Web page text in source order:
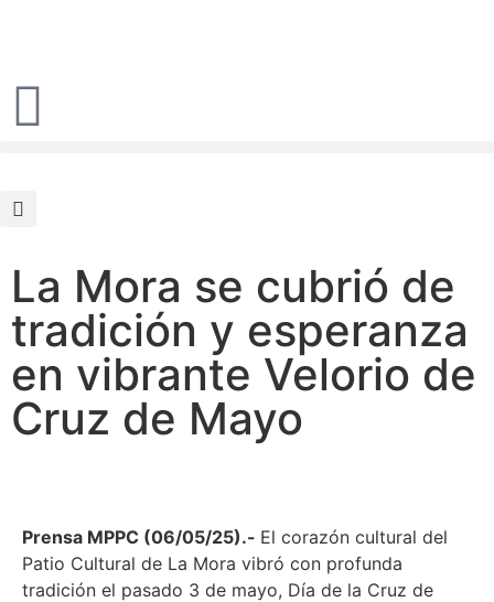
La Mora se cubrió de
tradición y esperanza
en vibrante Velorio de
Cruz de Mayo
Prensa MPPC (06/05/25).- El corazón cultural del
Patio Cultural de La Mora vibró con profunda
tradición el pasado 3 de mayo, Día de la Cruz de